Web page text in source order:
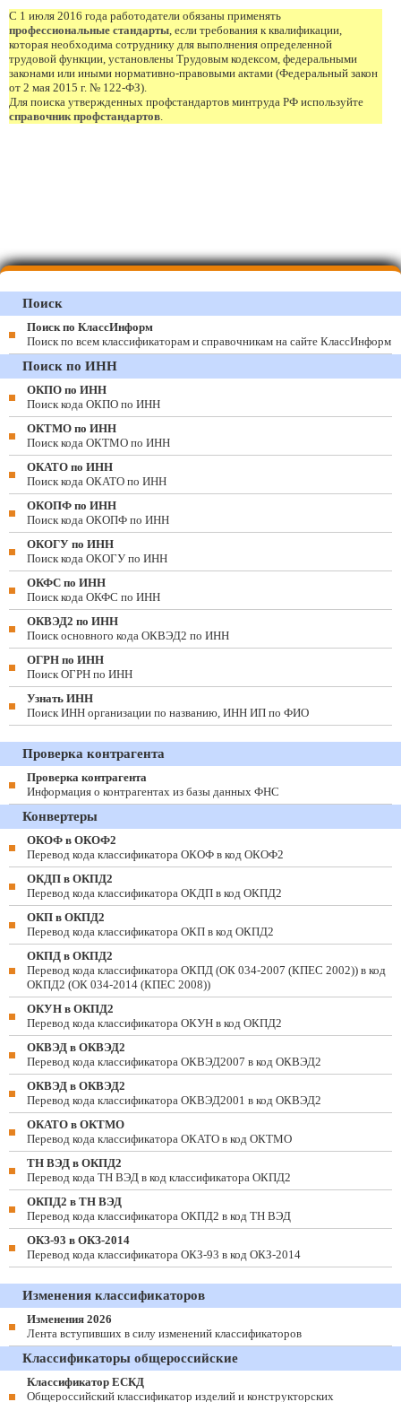
С 1 июля 2016 года работодатели обязаны применять
профессиональные стандарты, если требования к квалификации,
которая необходима сотруднику для выполнения определенной
трудовой функции, установлены Трудовым кодексом, федеральными
законами или иными нормативно-правовыми актами (Федеральный закон
от 2 мая 2015 г. № 122-ФЗ).
Для поиска утвержденных профстандартов минтруда РФ используйте
справочник профстандартов.
Поиск
Поиск по КлассИнформ
Поиск по всем классификаторам и справочникам на сайте КлассИнформ
Поиск по ИНН
ОКПО по ИНН
Поиск кода ОКПО по ИНН
ОКТМО по ИНН
Поиск кода ОКТМО по ИНН
ОКАТО по ИНН
Поиск кода ОКАТО по ИНН
ОКОПФ по ИНН
Поиск кода ОКОПФ по ИНН
ОКОГУ по ИНН
Поиск кода ОКОГУ по ИНН
ОКФС по ИНН
Поиск кода ОКФС по ИНН
ОКВЭД2 по ИНН
Поиск основного кода ОКВЭД2 по ИНН
ОГРН по ИНН
Поиск ОГРН по ИНН
Узнать ИНН
Поиск ИНН организации по названию, ИНН ИП по ФИО
Проверка контрагента
Проверка контрагента
Информация о контрагентах из базы данных ФНС
Конвертеры
ОКОФ в ОКОФ2
Перевод кода классификатора ОКОФ в код ОКОФ2
ОКДП в ОКПД2
Перевод кода классификатора ОКДП в код ОКПД2
ОКП в ОКПД2
Перевод кода классификатора ОКП в код ОКПД2
ОКПД в ОКПД2
Перевод кода классификатора ОКПД (ОК 034-2007 (КПЕС 2002)) в код
ОКПД2 (ОК 034-2014 (КПЕС 2008))
ОКУН в ОКПД2
Перевод кода классификатора ОКУН в код ОКПД2
ОКВЭД в ОКВЭД2
Перевод кода классификатора ОКВЭД2007 в код ОКВЭД2
ОКВЭД в ОКВЭД2
Перевод кода классификатора ОКВЭД2001 в код ОКВЭД2
ОКАТО в ОКТМО
Перевод кода классификатора ОКАТО в код ОКТМО
ТН ВЭД в ОКПД2
Перевод кода ТН ВЭД в код классификатора ОКПД2
ОКПД2 в ТН ВЭД
Перевод кода классификатора ОКПД2 в код ТН ВЭД
ОКЗ-93 в ОКЗ-2014
Перевод кода классификатора ОКЗ-93 в код ОКЗ-2014
Изменения классификаторов
Изменения 2026
Лента вступивших в силу изменений классификаторов
Классификаторы общероссийские
Классификатор ЕСКД
Общероссийский классификатор изделий и конструкторских